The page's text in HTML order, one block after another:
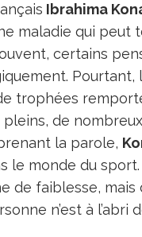
Ibrahima
maladie qui peut
certains
trophées
de
la parole,
le monde du
de faiblesse,
n’est à l’abri